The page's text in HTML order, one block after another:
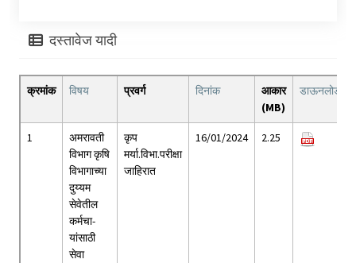
दस्तावेज यादी
क्रमांक विषय प्रवर्ग दिनांक
आकार
(MB)
डाऊनलोड
1
अमरावती
विभाग कृषि
विभागाच्या
दुय्यम
सेवेतील
कर्मचा-
यांसाठी
सेवा
कृप
मर्या.विभा.परीक्षा
जाहिरात
16/01/2024 2.25